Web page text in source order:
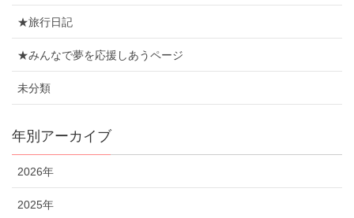
★旅行日記
★みんなで夢を応援しあうページ
未分類
年別アーカイブ
2026年
2025年